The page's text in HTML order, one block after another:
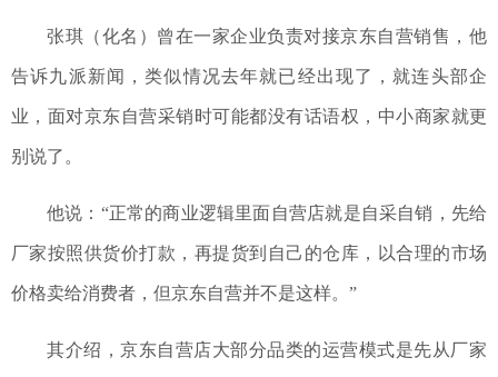
张琪（化名）曾在一家企业负责对接京东自营销售，他
告诉九派新闻，类似情况去年就已经出现了，就连头部企
业，面对京东自营采销时可能都没有话语权，中小商家就更
别说了。
他说：“正常的商业逻辑里面自营店就是自采自销，先给
厂家按照供货价打款，再提货到自己的仓库，以合理的市场
价格卖给消费者，但京东自营并不是这样。”
其介绍，京东自营店大部分品类的运营模式是先从厂家